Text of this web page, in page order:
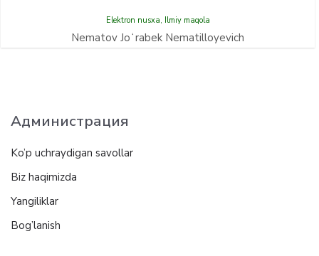
Elektron nusxa, Ilmiy maqola
Nematov Joʻrabek Nematilloyevich
Администрация
Ko’p uchraydigan savollar
Biz haqimizda
Yangiliklar
Bog’lanish